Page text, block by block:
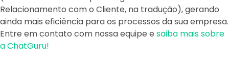
Relacionamento com o Cliente, na tradução), gerando
ainda mais eficiência para os processos da sua empresa.
Entre em contato com nossa equipe e saiba mais sobre
a ChatGuru!